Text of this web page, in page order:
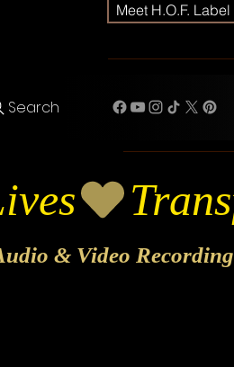
Meet H.O.F.
Search
& Video